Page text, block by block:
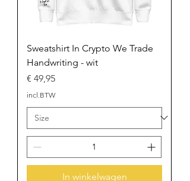
Sweatshirt In Crypto We Trade
Handwriting - wit
Prijs
€ 49,95
incl.BTW
In winkelwagen